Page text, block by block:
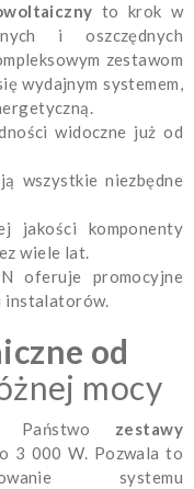
to krok w
i oszczędnych
zestawom
wydajnym systemem,
widoczne już od
wszystkie niezbędne
jakości komponenty
wiele lat.
oferuje promocyjne
instalatorów.
od
mocy
Państwo zestawy
3 000 W. Pozwala to
systemu